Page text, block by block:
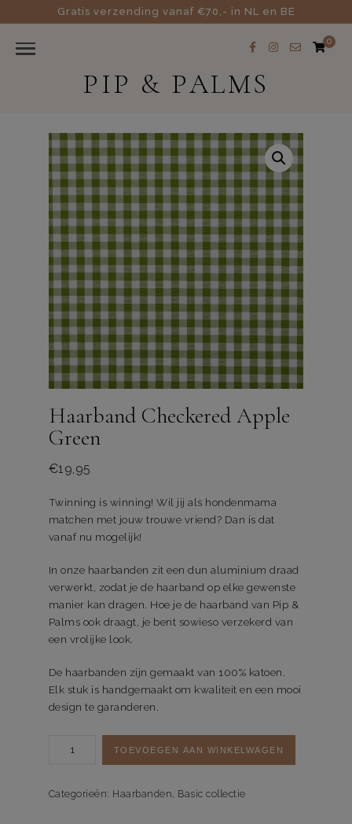
Gratis verzending vanaf €70,- in NL en BE
0
PIP & PALMS
Haarband Checkered Apple
Green
€19,95
Twinning is winning! Wil jij als hondenmama
matchen met jouw trouwe vriend? Dan is dat
vanaf nu mogelijk!
In onze haarbanden zit een dun aluminium draad
verwerkt, zodat je de haarband op elke gewenste
manier kan dragen. Hoe je de haarband van Pip &
Palms ook draagt, je bent sowieso verzekerd van
een vrolijke look.
De haarbanden zijn gemaakt van 100% katoen.
Elk stuk is handgemaakt om kwaliteit en een mooi
design te garanderen.
Green
TOEVOEGEN AAN WINKELWAGEN
Categorieën: Haarbanden, Basic collectie